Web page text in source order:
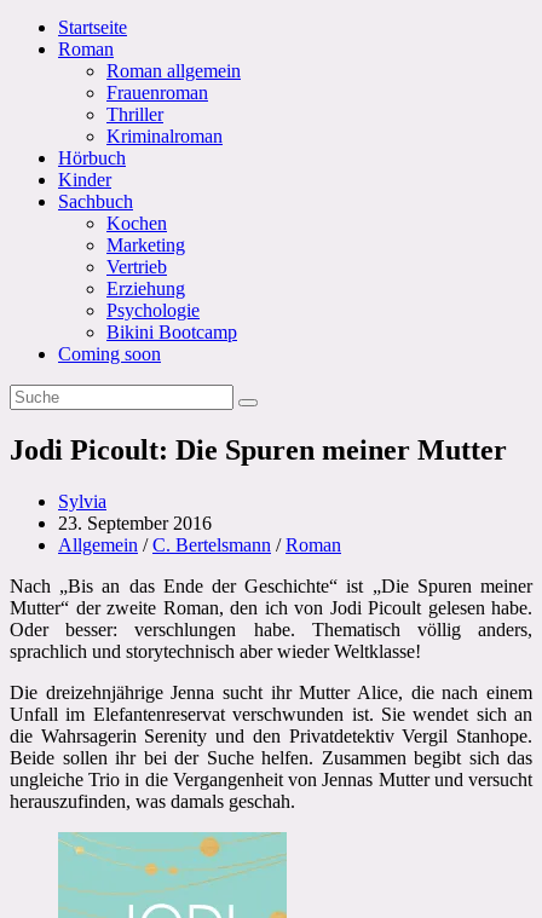
Startseite
Roman
Roman allgemein
Frauenroman
Thriller
Kriminalroman
Hörbuch
Kinder
Sachbuch
Kochen
Marketing
Vertrieb
Erziehung
Psychologie
Bikini Bootcamp
Coming soon
Jodi Picoult: Die Spuren meiner Mutter
Beitrags-
Autor:
Sylvia
Beitrag
veröffentlicht:
23. September 2016
Beitrags-
Allgemein / C. Bertelsmann / Roman
Nach „Bis an das Ende der Geschichte“ ist „Die Spuren meiner
Mutter“ der zweite Roman, den ich von Jodi Picoult gelesen habe.
Oder besser: verschlungen habe. Thematisch völlig anders,
sprachlich und storytechnisch aber wieder Weltklasse!
Die dreizehnjährige Jenna sucht ihr Mutter Alice, die nach einem
Unfall im Elefantenreservat verschwunden ist. Sie wendet sich an
die Wahrsagerin Serenity und den Privatdetektiv Vergil Stanhope.
Beide sollen ihr bei der Suche helfen. Zusammen begibt sich das
ungleiche Trio in die Vergangenheit von Jennas Mutter und versucht
herauszufinden, was damals geschah.